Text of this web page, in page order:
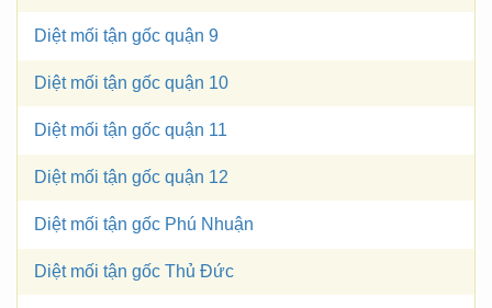
Diệt mối tận gốc quận 9
Diệt mối tận gốc quận 10
Diệt mối tận gốc quận 11
Diệt mối tận gốc quận 12
Diệt mối tận gốc Phú Nhuận
Diệt mối tận gốc Thủ Đức